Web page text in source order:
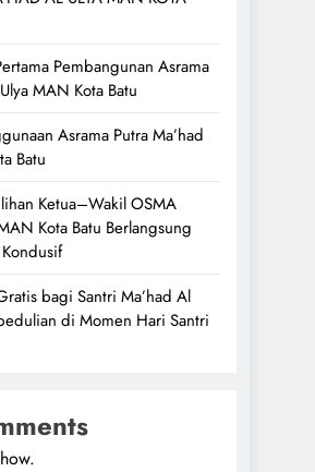
Pembangunan Asrama
MAN Kota Batu
Asrama Putra Ma’had
Batu
Ketua–Wakil OSMA
Kota Batu Berlangsung
bagi Santri Ma’had Al
di Momen Hari Santri